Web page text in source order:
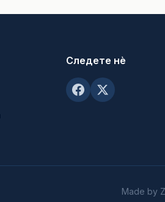
Следете нè
Made by